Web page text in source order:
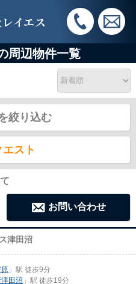
イエス
周辺物件一覧
絞り込む
スト
お問い合わせ
津田沼
」駅 徒歩9分
田沼 」駅 徒歩19分